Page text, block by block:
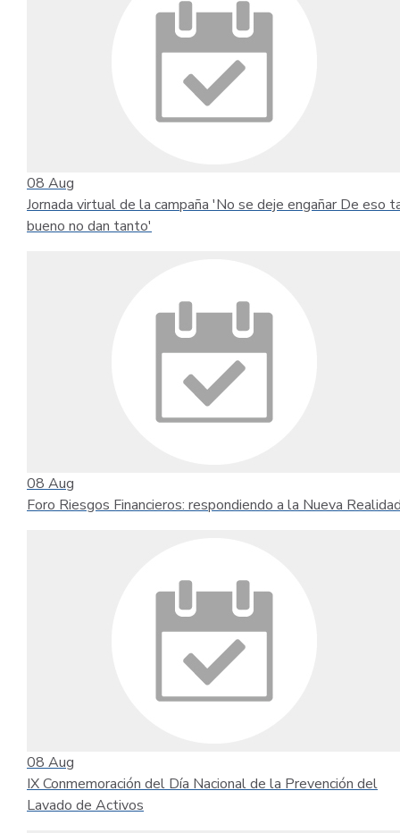
08 Aug
Jornada virtual de la campaña 'No se deje engañar De eso
bueno no dan tanto'
08 Aug
Foro Riesgos Financieros: respondiendo a la Nueva
08 Aug
IX Conmemoración del Día Nacional de la Prevención del
Lavado de Activos